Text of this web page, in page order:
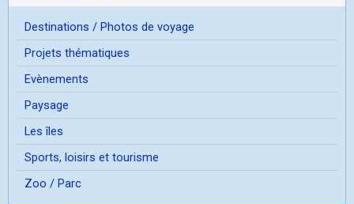
Destinations / Photos de voyage
Projets thématiques
Evènements
Paysage
Les îles
Sports, loisirs et tourisme
Zoo / Parc